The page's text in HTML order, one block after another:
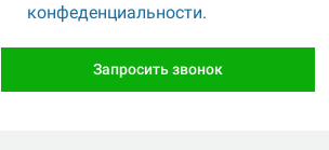
конфеденциальности.
Запросить звонок